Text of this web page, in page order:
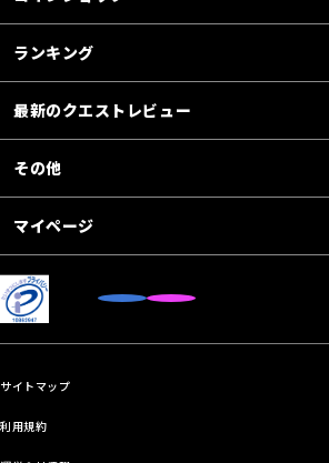
ランキング
最新のクエストレビュー
その他
マイページ
サイトマップ
利用規約